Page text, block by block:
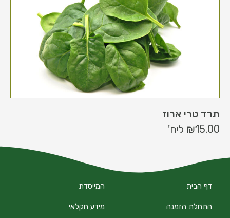
תרד טרי ארוז
₪15.00 ליח'
דף הבית
התחלת הזמנה
המייסדת
מידע חקלאי